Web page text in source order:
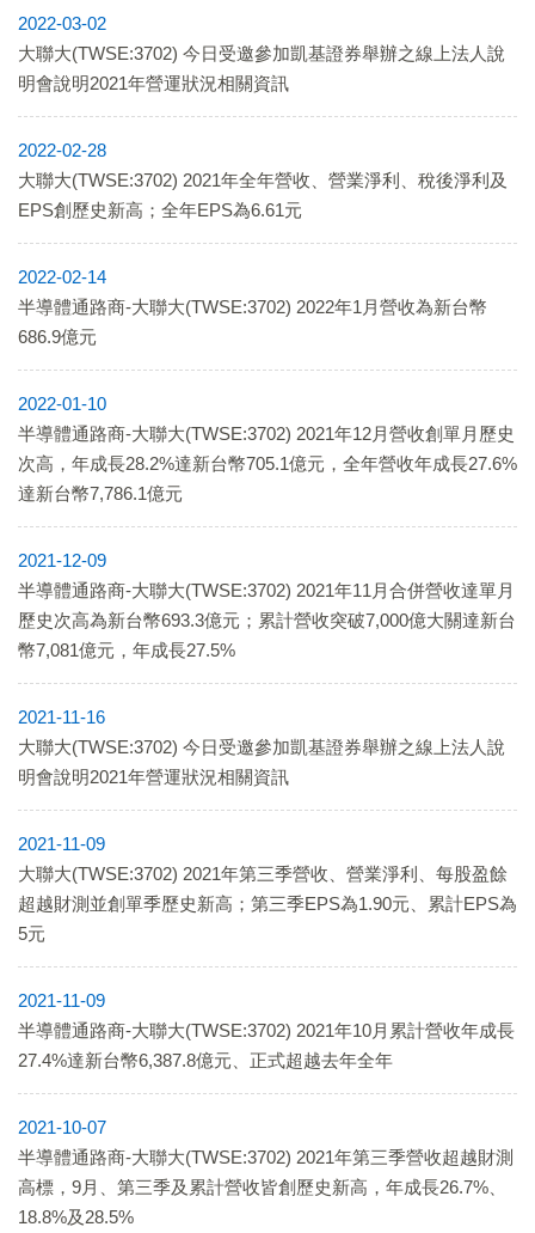
2022-03-02
大聯大(TWSE:3702) 今日受邀參加凱基證券舉辦之線上法人說
明會說明2021年營運狀況相關資訊
2022-02-28
大聯大(TWSE:3702) 2021年全年營收、營業淨利、稅後淨利及
EPS創歷史新高；全年EPS為6.61元
2022-02-14
半導體通路商-大聯大(TWSE:3702) 2022年1月營收為新台幣
686.9億元
2022-01-10
半導體通路商-大聯大(TWSE:3702) 2021年12月營收創單月歷史
次高，年成長28.2%達新台幣705.1億元，全年營收年成長27.6%
達新台幣7,786.1億元
2021-12-09
半導體通路商-大聯大(TWSE:3702) 2021年11月合併營收達單月
歷史次高為新台幣693.3億元；累計營收突破7,000億大關達新台
幣7,081億元，年成長27.5%
2021-11-16
大聯大(TWSE:3702) 今日受邀參加凱基證券舉辦之線上法人說
明會說明2021年營運狀況相關資訊
2021-11-09
大聯大(TWSE:3702) 2021年第三季營收、營業淨利、每股盈餘
超越財測並創單季歷史新高；第三季EPS為1.90元、累計EPS為
5元
2021-11-09
半導體通路商-大聯大(TWSE:3702) 2021年10月累計營收年成長
27.4%達新台幣6,387.8億元、正式超越去年全年
2021-10-07
半導體通路商-大聯大(TWSE:3702) 2021年第三季營收超越財測
高標，9月、第三季及累計營收皆創歷史新高，年成長26.7%、
18.8%及28.5%